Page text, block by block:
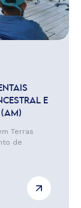
E
(AM)
Terras
de